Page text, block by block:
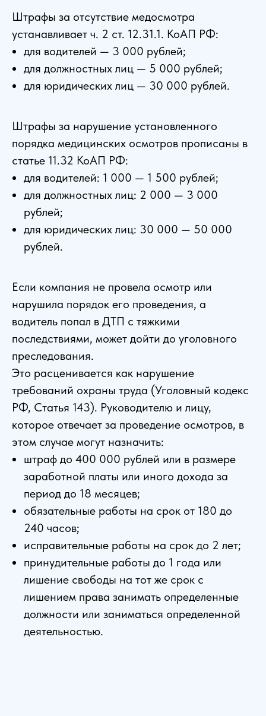
Штрафы за отсутствие медосмотра
устанавливает ч. 2 ст. 12.31.1. КоАП РФ:
для водителей — 3 000 рублей;
для должностных лиц — 5 000 рублей;
для юридических лиц — 30 000 рублей.
Штрафы за нарушение установленного
порядка медицинских осмотров прописаны в
статье 11.32 КоАП РФ:
для водителей: 1 000 — 1 500 рублей;
для должностных лиц: 2 000 — 3 000
рублей;
для юридических лиц: 30 000 — 50 000
рублей.
Если компания не провела осмотр или
нарушила порядок его проведения, а
водитель попал в ДТП с тяжкими
последствиями, может дойти до уголовного
преследования.
Это расценивается как нарушение
требований охраны труда (Уголовный кодекс
РФ, Статья 143). Руководителю и лицу,
которое отвечает за проведение осмотров, в
этом случае могут назначить:
штраф до 400 000 рублей или в размере
заработной платы или иного дохода за
период до 18 месяцев;
обязательные работы на срок от 180 до
240 часов;
исправительные работы на срок до 2 лет;
принудительные работы до 1 года или
лишение свободы на тот же срок с
лишением права занимать определенные
должности или заниматься определенной
деятельностью.